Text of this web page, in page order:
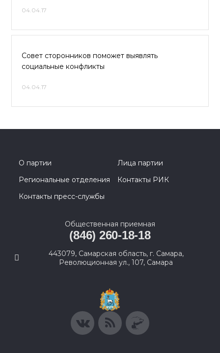
04.04.17
Совет сторонников поможет выявлять
социальные конфликты
04.04.17
О партии
Лица партии
Региональные отделения
Контакты РИК
Контакты пресс-службы
Общественная приемная
(846) 260-18-18
443079, Самарская область, г. Самара,
Революционная ул., 107, Самара